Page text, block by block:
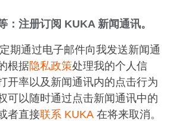
：注册订阅 KUKA 新闻通讯。
期通过电子邮件向我发送新闻通
根据隐私政策处理我的个人信
开率以及新闻通讯内的点击行为
可以随时通过点击新闻通讯中的
者直接联系 KUKA 在将来取消。